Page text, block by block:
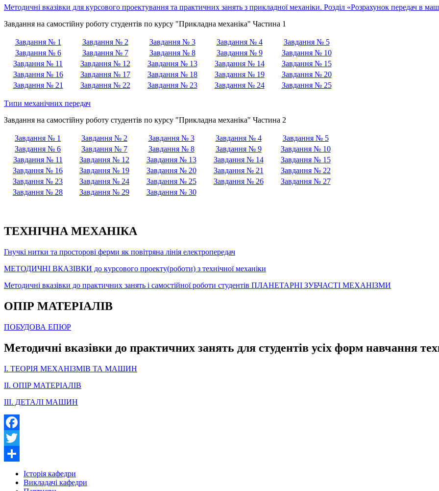
Методичні вказівки для курсового проектування та практичних занять з прикладної механіки. Розділ «Розрахунок передач в
Завдання на самостійну роботу студентів по курсу "Прикладна механіка" Частина 1
Завдання № 1 Завдання № 2 Завдання № 3 Завдання № 4
Завдання № 5
Завдання № 6
Завдання № 7 Завдання № 8 Завдання № 9
Завдання № 10
Завдання № 11
Завдання № 12 Завдання № 13 Завдання № 14
Завдання № 15
Завдання № 16
Завдання № 17 Завдання № 18 Завдання № 19
Завдання № 20
Завдання № 21
Завдання № 22 Завдання № 23 Завдання № 24 Завдання № 25
Типи механічних передач
Завдання на самостійну роботу студентів по курсу "Прикладна механіка" Частина 2
Завдання № 1 Завдання № 2 Завдання № 3 Завдання № 4
Завдання № 5
Завдання № 6
Завдання № 7 Завдання № 8 Завдання № 9
Завдання № 10
Завдання № 11
Завдання № 12 Завдання № 13 Завдання № 14
Завдання № 15
Завдання № 16
Завдання № 19 Завдання № 20 Завдання № 21
Завдання № 22
Завдання № 23
Завдання № 24 Завдання № 25 Завдання № 26
Завдання № 27
Завдання № 28
Завдання № 29 Завдання № 30
ТЕХНІЧНА МЕХАНІКА
Гнучкі нитки та просторові ферми як повітряна лінія електропередач
МЕТОДИЧНІ ВКАЗІВКИ до курсового проекту(роботи) з технічної механіки
Методичні вказівки до практичних занять і самостійної роботи студентів ПЛАНЕТАРНІ ЗУБЧАСТІ МЕХАНІЗМИ
ОПІР МАТЕРІАЛІВ
ПОБУДОВА ЕПЮР
Методичні вказівки до практичних занять для студентів усіх форм навчання
І. ТЕОРІЯ МЕХАНІЗМІВ ТА МАШИН
II. ОПІР МАТЕРІАЛІВ
III. ДЕТАЛІ МАШИН
Facebook
Twitter
Історія кафедри
Викладачі кафедри